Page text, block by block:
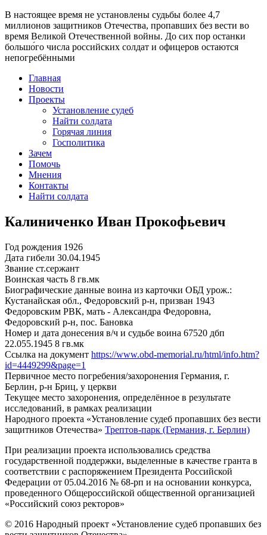
В настоящее время не установлены судьбы более 4,7
миллионов защитников Отечества, пропавших без вести во
время Великой Отечественной войны. До сих пор останки
большо́го числа российских солдат и офицеров остаются
непогребёнными
Главная
Новости
Проекты
Установление судеб
Найти солдата
Горячая линия
Госполитика
Зачем
Помочь
Мнения
Контакты
Найти солдата
Калиниченко Иван Прокофьевич
Год рождения 1926
Дата гибели 30.04.1945
Звание ст.сержант
Воинская часть 8 гв.мк
Биографические данные воина из карточки ОБД урож.:
Кустанайская обл., Федоровский р-н, призван 1943
Федоровским РВК, мать - Александра Федоровна,
Федоровский р-н, пос. Бановка
Номер и дата донесения в/ч и судьбе воина 67520 дбп
22.055.1945 8 гв.мк
Ссылка на документ https://www.obd-memorial.ru/html/info.htm?
id=4449299&page=1
Первичное место погребения/захоронения Германия, г.
Берлин, р-н Бриц, у церкви
Текущее место захоронения, определённое в результате
исследований, в рамках реализации
Народного проекта «Установление судеб пропавших без вести
защитников Отечества» Трептов-парк (Германия, г. Берлин)
При реализации проекта использовались средства
государственной поддержки, выделенные в качестве гранта в
соответствии с распоряжением Президента Российской
Федерации от 05.04.2016 № 68-рп и на основании конкурса,
проведенного Общероссийской общественной организацией
«Российский союз ректоров»
© 2016 Народный проект «Установление судеб пропавших без